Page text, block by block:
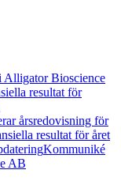
Alligator Bioscience
resultat för
årsredovisning för
resultat för året
Kommuniké
AB